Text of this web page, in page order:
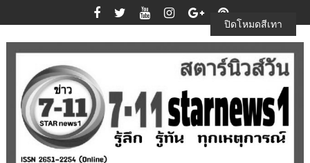
to
content
ปิดโหมดสีเทา